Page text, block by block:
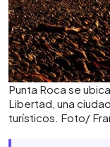
Punta Roca se
Libertad, una
turísticos. Foto/